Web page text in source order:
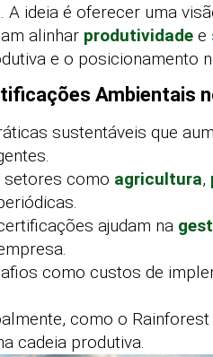
ideia é oferecer uma
alinhar produtividade e
e o posicionamento
Ambientais
sustentáveis que
setores como agricultura,
ajudam na
como custos de
como o
cadeia produtiva.